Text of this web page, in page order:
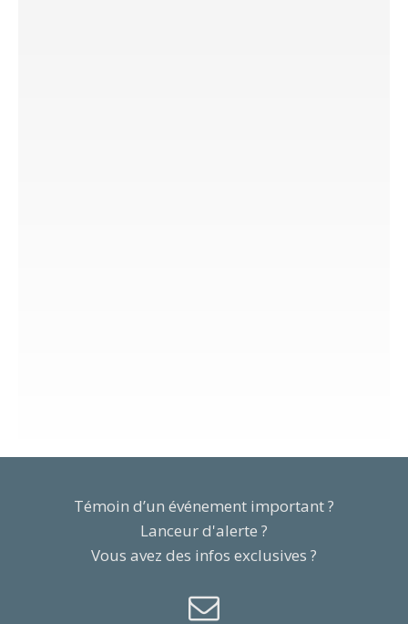
Témoin d’un événement important ?
Lanceur d'alerte ?
Vous avez des infos exclusives ?